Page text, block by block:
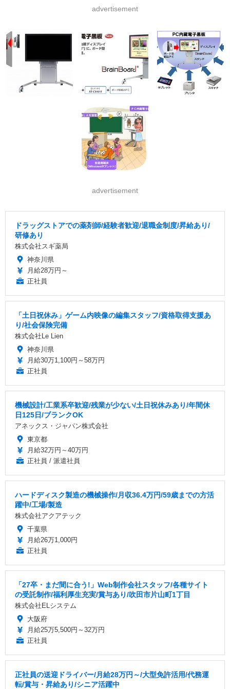
advertisement
advertisement
ドラッグストアでの薬剤師/経験者歓迎/退職金制度/昇給あり/
研修あり
株式会社スギ薬局
神奈川県
月給28万円～
正社員
「土日祝休み」ゲーム内映像の編集スタッフ/資格取得支援あ
り/社会保険完備
株式会社Le Lien
神奈川県
月給30万1,100円～58万円
正社員
機械設計/工業系卒歓迎/残業が少ない/土日祝休みあり/年間休
日125日/ブランクOK
アネックス・ジャパン株式会社
東京都
月給32万円～40万円
正社員 / 派遣社員
ハードディスク製造の機械操作/月収36.4万円/59歳までの方活
躍中/工場/製造
株式会社アクアテック
千葉県
月給26万1,000円
正社員
「27卒・まだ間に合う!」Web制作会社スタッフ/各種サイト
の受託制作/福利厚生充実/賞与あり/吹田市片山町1丁目
株式会社ELシステム
大阪府
月給25万5,500円～32万円
正社員
正社員の送迎ドライバー/月給28万円～/大型免許活用/代務運
転/賞与・昇給あり/シニア活躍中